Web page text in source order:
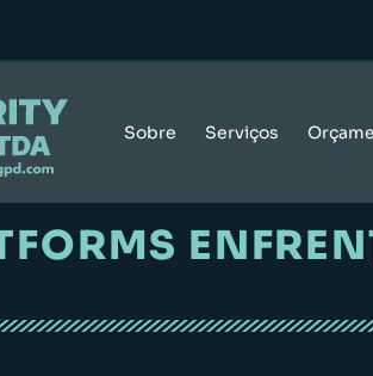
Sobre Serviços